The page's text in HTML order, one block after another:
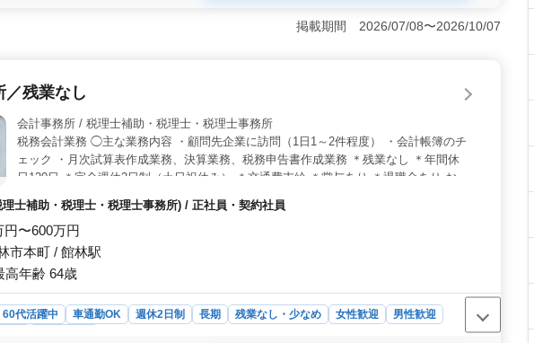
わせた柔軟な業務委任があります。年間休日130日で、ワークライフバランスを大
な給与と手当＞ 年収250万円〜450万円で年2回の賞与も魅力的です。モチベ
ご応募をお待ちしております。
掲載期間 2026/07/08〜2026/10/07
／残業なし
会計事務所 / 税理士補助・税理士・税理士事務所
税務会計業務 ◯主な業務内容 ・顧問先企業に訪問（1日1～2件程度） ・会計帳簿のチ
ェック ・月次試算表作成業務、決算業務、税務申告書作成業務 ＊残業なし ＊年間休
日120日 ＊完全週休2日制（土日祝休み） ＊交通費支給 ＊賞与あり ＊退職金あり お持
ちの経験や資格を存分に活かせます！ 即戦力で活躍したい方、ぜひご応募ください！
士補助・税理士・税理士事務所) / 正社員・契約社員
円〜600万円
市本町 / 館林駅
高年齢 64歳
60代活躍中 車通勤OK 週休2日制 長期 残業なし・少なめ 女性歓迎
男性歓迎